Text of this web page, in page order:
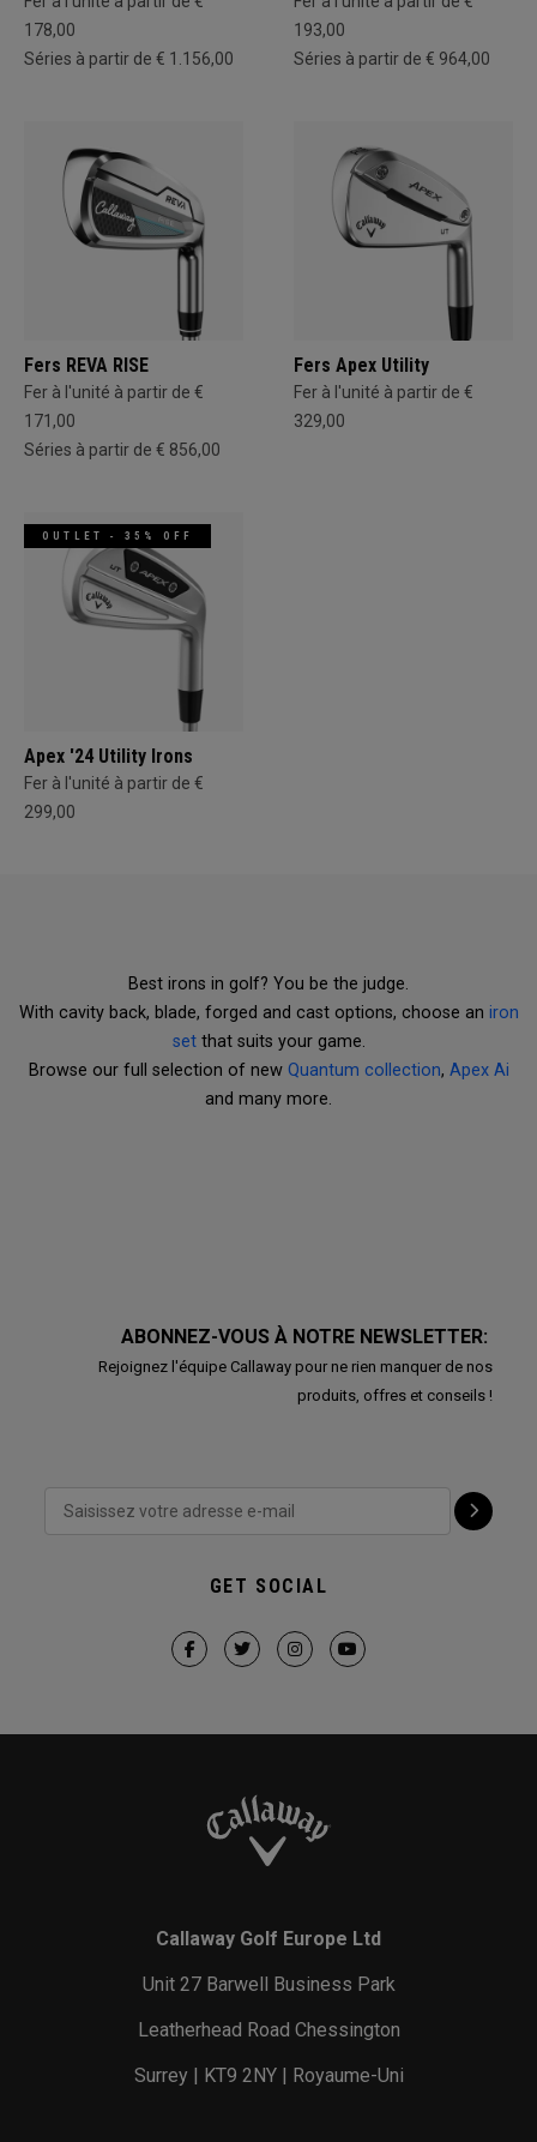
178,00
Séries à partir de € 1.156,00
193,00
Séries à partir de € 964,00
Fers REVA RISE
Fer à l'unité à partir de €
171,00
Séries à partir de € 856,00
Fers Apex Utility
Fer à l'unité à partir de €
329,00
OUTLET - 35% OFF
Apex '24 Utility Irons
Fer à l'unité à partir de €
299,00
Best irons in golf? You be the judge.
With cavity back, blade, forged and cast options, choose an iron
setthat suits your game.
Browse our full selection of new Quantum collection, Apex Ai
and many more.
ABONNEZ-VOUS À NOTRE NEWSLETTER:
Rejoignez l'équipe Callaway pour ne rien manquer de nos
produits, offres et conseils !
GET SOCIAL
Callaway Golf Europe Ltd
Unit 27 Barwell Business Park
Leatherhead Road Chessington
Surrey | KT9 2NY | Royaume-Uni